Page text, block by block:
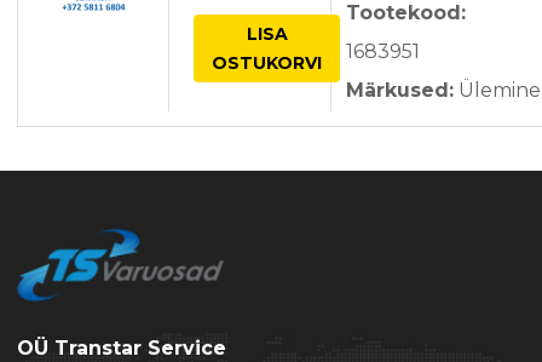
hind
hind
on:
LISA
OSTUKORVI
Tootekood:
1683951
Märkused: Ülemine
OÜ Transtar Service